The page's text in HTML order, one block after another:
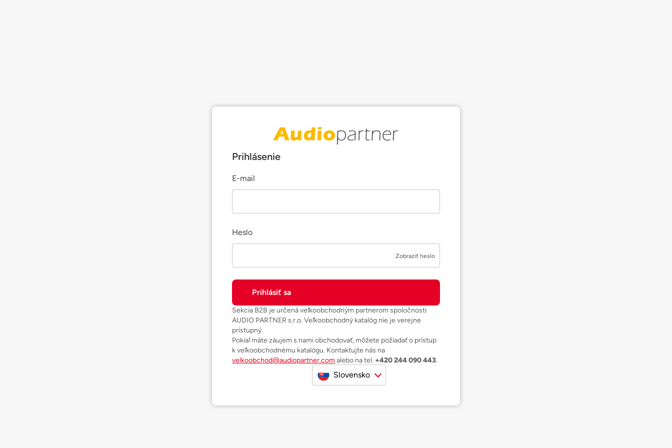
Prihlásenie
E-mail
Heslo
Zobraziť heslo
Sekcia B2B je určená veľkoobchodným partnerom spoločnosti
AUDIO PARTNER s.r.o. Veľkoobchodný katalóg nie je verejne
prístupný.
Pokiaľ máte záujem s nami obchodovať, môžete požiadať o prístup
k veľkoobchodnému katalógu. Kontaktujte nás na
velkoobchod@audiopartner.comalebo na tel. +420 244 090 443.
Slovensko